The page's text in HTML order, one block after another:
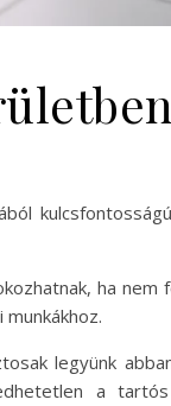
ha nem
legyünk
a